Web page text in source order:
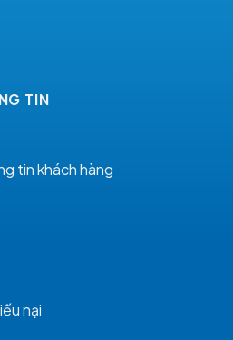
TIN
tin khách hàng
nại